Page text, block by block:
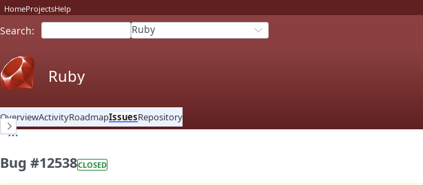
HomeProjectsHelp
Search: Ruby
Ruby
OverviewActivityRoadmapIssuesRepository
Bug #12538CLOSED